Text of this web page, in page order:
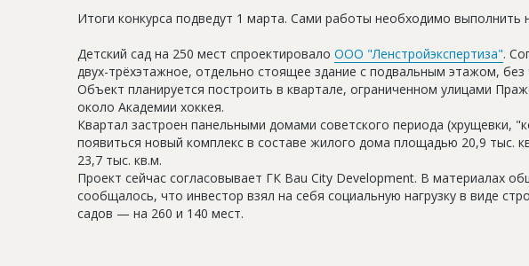
Итоги конкурса подведут 1 марта. Сами работы необходимо выполнить
Детский сад на 250 мест спроектировало ООО "Ленстройэкспертиза".
двух-трёхэтажное, отдельно стоящее здание с подвальным этажом, без
Объект планируется построить в квартале, ограниченном улицами
около Академии хоккея.
Квартал застроен панельными домами советского периода (хрущевки,
появиться новый комплекс в составе жилого дома площадью 20,9 тыс.
23,7 тыс. кв.м.
Проект сейчас согласовывает ГК Bau City Development. В материалах
сообщалось, что инвестор взял на себя социальную нагрузку в виде
садов — на 260 и 140 мест.